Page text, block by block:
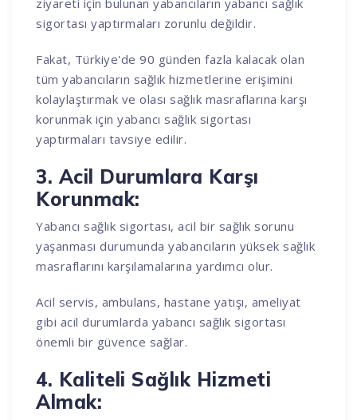
ziyareti için bulunan yabancıların yabancı sağlık
sigortası yaptırmaları zorunlu değildir.
Fakat, Türkiye'de 90 günden fazla kalacak olan
tüm yabancıların sağlık hizmetlerine erişimini
kolaylaştırmak ve olası sağlık masraflarına karşı
korunmak için yabancı sağlık sigortası
yaptırmaları tavsiye edilir.
3. Acil Durumlara Karşı
Korunmak:
Yabancı sağlık sigortası, acil bir sağlık sorunu
yaşanması durumunda yabancıların yüksek sağlık
masraflarını karşılamalarına yardımcı olur.
Acil servis, ambulans, hastane yatışı, ameliyat
gibi acil durumlarda yabancı sağlık sigortası
önemli bir güvence sağlar.
4. Kaliteli Sağlık Hizmeti
Almak: